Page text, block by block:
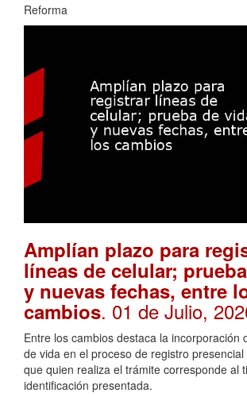
Reforma
Amplían plazo para
líneas de celular;
y nuevas fechas, entre
cambios. 01 de Julio,
Entre los cambios destaca la incorporación
de vida en el proceso de registro
que quien realiza el trámite corresponde al
identificación presentada.